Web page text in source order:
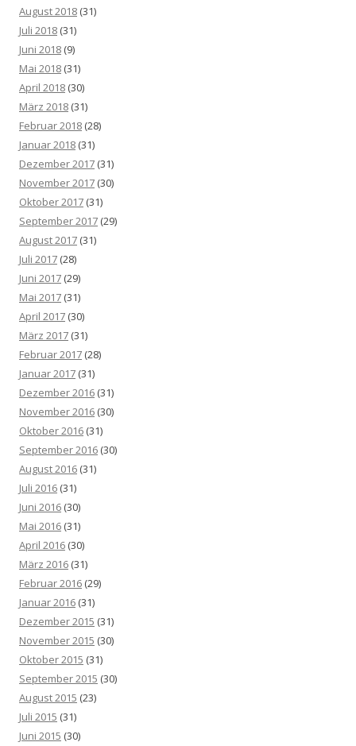
August 2018 (31)
Juli 2018 (31)
Juni 2018 (9)
Mai 2018 (31)
April 2018 (30)
März 2018 (31)
Februar 2018 (28)
Januar 2018 (31)
Dezember 2017 (31)
November 2017 (30)
Oktober 2017 (31)
September 2017 (29)
August 2017 (31)
Juli 2017 (28)
Juni 2017 (29)
Mai 2017 (31)
April 2017 (30)
März 2017 (31)
Februar 2017 (28)
Januar 2017 (31)
Dezember 2016 (31)
November 2016 (30)
Oktober 2016 (31)
September 2016 (30)
August 2016 (31)
Juli 2016 (31)
Juni 2016 (30)
Mai 2016 (31)
April 2016 (30)
März 2016 (31)
Februar 2016 (29)
Januar 2016 (31)
Dezember 2015 (31)
November 2015 (30)
Oktober 2015 (31)
September 2015 (30)
August 2015 (23)
Juli 2015 (31)
Juni 2015 (30)